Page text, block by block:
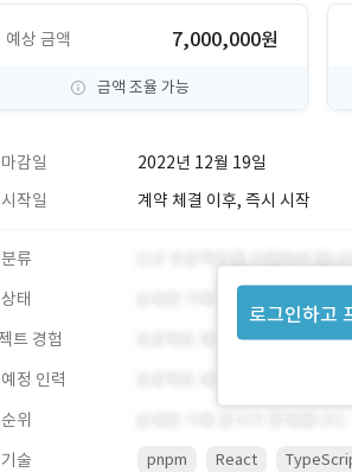
예상 금액 7,000,000원
금액 조율 가능
감일 2022년 12월 19일
로그인하고
작일 계약 체결 이후, 즉시 시작
류
태
트 경험
정 인력
위
술
pnpm React